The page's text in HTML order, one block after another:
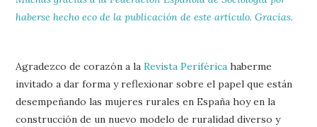
haberse hecho eco de la publicación de este artículo. Gracias.
Agradezco de corazón a laRevista Periférica haberme
invitado a dar forma y reflexionar sobre el papel que están
desempeñando las mujeres rurales en España hoy en la
construcción de un nuevo modelo de ruralidad diverso y